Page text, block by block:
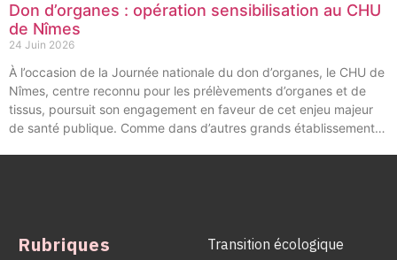
Don d’organes : opération sensibilisation au CHU
de Nîmes
24 Juin 2026
À l’occasion de la Journée nationale du don d’organes, le CHU de
Nîmes, centre reconnu pour les prélèvements d’organes et de
tissus, poursuit son engagement en faveur de cet enjeu majeur
de santé publique. Comme dans d’autres grands établissements
Rubriques Transition écologique